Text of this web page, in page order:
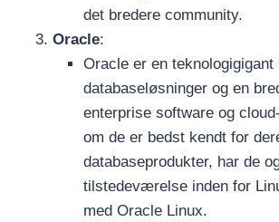
det bredere community.
Oracle:
Oracle er en
databaseløsninger og en
enterprise software og
om de er bedst kendt for
databaseprodukter, har de
tilstedeværelse inden for
med Oracle Linux.